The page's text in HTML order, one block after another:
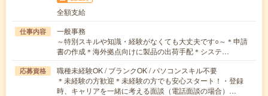
全額支給
仕事内容
一般事務
～特別スキルや知識・経験がなくても大丈夫です○～＊申請
書の作成＊海外拠点向けに製品の出荷手配＊システ…
応募資格
職種未経験OK / ブランクOK / パソコンスキル不要
＊未経験の方歓迎＊未経験の方でも安心スタート！・登録
時、キャリアを一緒に考える面談（電話面談の場合）…